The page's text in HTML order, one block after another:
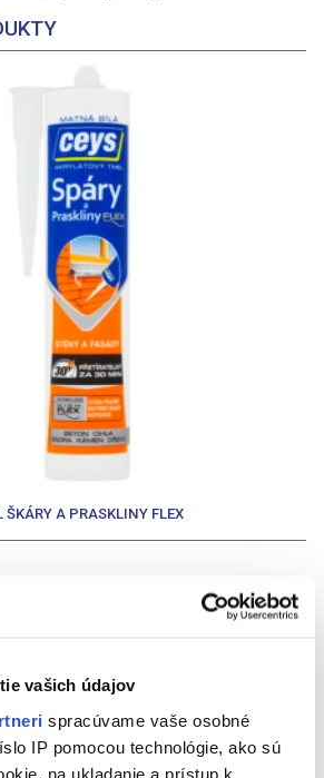
vašich údajov
spracúvame vaše osobné
IP pomocou technológie, ako sú
na ukladanie a prístup k
ŠKÁRY A PRASKLINY FLEX
v tejto kategórii